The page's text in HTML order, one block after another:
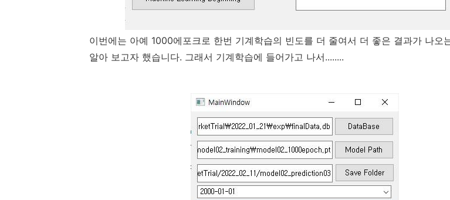
이번에는 아예 1000에포크로 한번 기계학습의 빈도를 더 줄여서 더 좋은 결과가 나오
알아 보고자 했습니다. 그래서 기계학습에 들어가고 나서........